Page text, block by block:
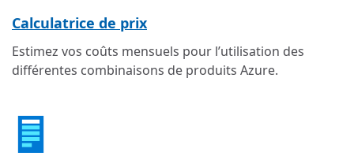
Calculatrice de prix
Estimez vos coûts mensuels pour l’utilisation des
différentes combinaisons de produits Azure.